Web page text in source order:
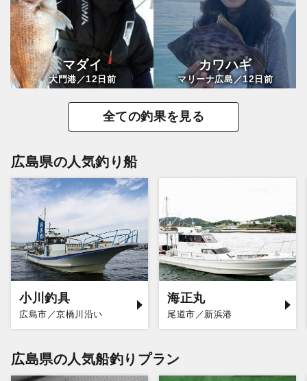
マダイ
大門港／12日前
カワハギ
マリーナ広島／12日前
全ての釣果を見る
広島県の人気釣り船
小川釣具
広島市／京橋川沿い
海正丸
尾道市／新浜港
広島県の人気船釣りプラン